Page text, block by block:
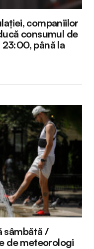
companiilor
consumul de
până la
sâmbătă /
de meteorologi